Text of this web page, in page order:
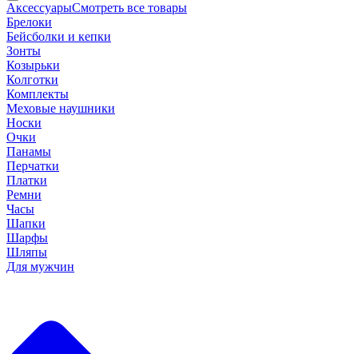
АксессуарыСмотреть все товары
Брелоки
Бейсболки и кепки
Зонты
Козырьки
Колготки
Комплекты
Меховые наушники
Носки
Очки
Панамы
Перчатки
Платки
Ремни
Часы
Шапки
Шарфы
Шляпы
Для мужчин